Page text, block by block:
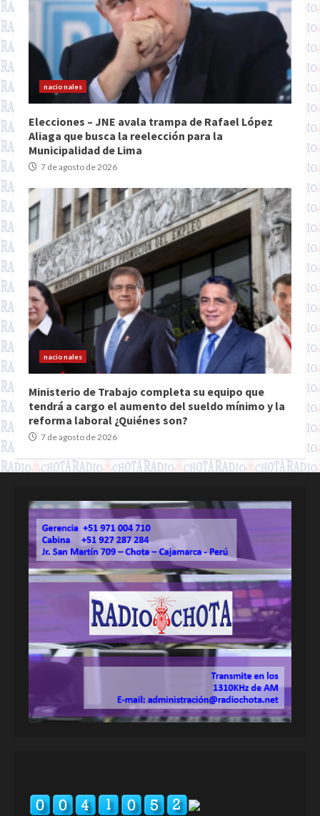
nacionales
Elecciones – JNE avala trampa de Rafael López
Aliaga que busca la reelección para la
Municipalidad de Lima
7 de agosto de 2026
nacionales
Ministerio de Trabajo completa su equipo que
tendrá a cargo el aumento del sueldo mínimo y la
reforma laboral ¿Quiénes son?
7 de agosto de 2026